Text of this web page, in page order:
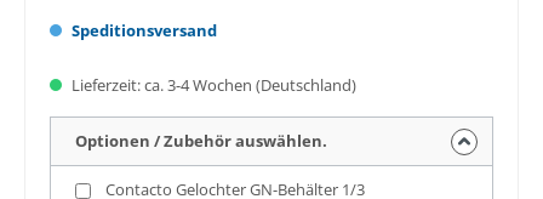
Speditionsversand
Lieferzeit: ca. 3-4 Wochen (Deutschland)
Optionen / Zubehör auswählen.
Contacto Gelochter GN-Behälter 1/3